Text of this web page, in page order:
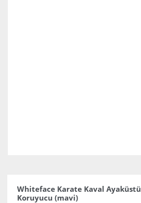
Whiteface Karate Kaval Ayaküstü
Koruyucu (mavi)